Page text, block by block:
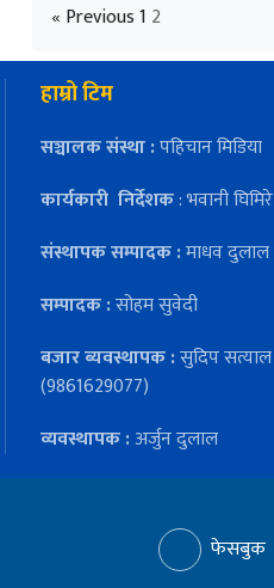
« Previous1 2
हाम्रो टिम
सञ्चालक संस्था :पहिचान मिडिया
कार्यकारी निर्देशक: भवानी घिमिरे
संस्थापक सम्पादक :माधव दुलाल
सम्पादक :सोहम सुवेदी
बजार ब्यवस्थापक :सुदिप सत्याल
(9861629077)
व्यवस्थापक :अर्जुन दुलाल
फेसबुक